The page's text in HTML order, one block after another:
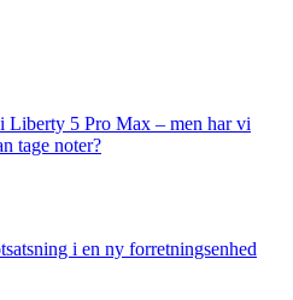
Liberty 5 Pro Max – men har vi
tage noter?
i en ny forretningsenhed